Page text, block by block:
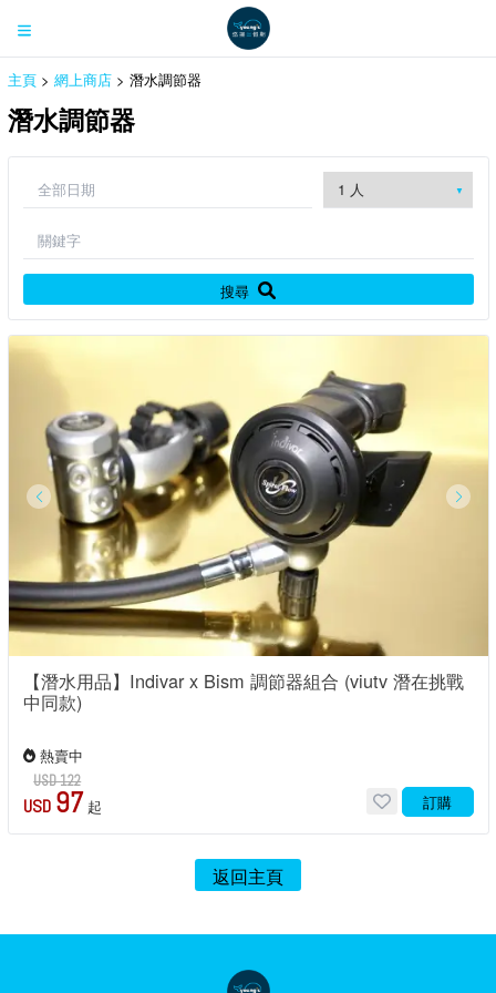
主頁> 網上商店> 潛水調節器
潛水調節器
搜尋
【潛水用品】Indivar x Bism 調節器組合 (viutv 潛在挑戰
中同款)
熱賣中
USD 122
USD 97 起 訂購
返回主頁